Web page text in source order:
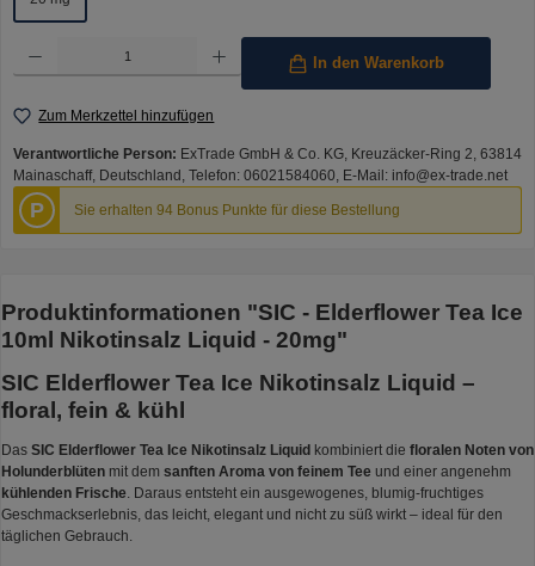
In den Warenkorb
Zum Merkzettel hinzufügen
Verantwortliche Person: ExTrade GmbH & Co. KG, Kreuzäcker-Ring 2, 63814
Mainaschaff, Deutschland, Telefon: 06021584060, E-Mail: info@ex-trade.net
P Sie erhalten 94 Bonus Punkte für diese Bestellung
Produktinformationen "SIC - Elderflower Tea Ice
10ml Nikotinsalz Liquid - 20mg"
SIC Elderflower Tea Ice Nikotinsalz Liquid –
floral, fein & kühl
Das SIC Elderflower Tea Ice Nikotinsalz Liquid kombiniert die floralen Noten von
Holunderblüten mit dem sanften Aroma von feinem Tee und einer angenehm
kühlenden Frische. Daraus entsteht ein ausgewogenes, blumig-fruchtiges
Geschmackserlebnis, das leicht, elegant und nicht zu süß wirkt – ideal für den
täglichen Gebrauch.